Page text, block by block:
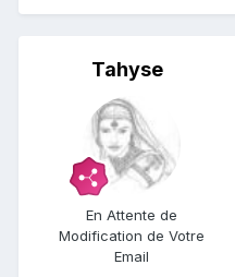
Tahyse
En Attente de
Modification de Votre
Email